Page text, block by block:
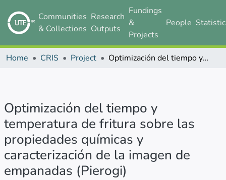
Communities
& Collections
Research
Outputs
Fundings
&
Projects
People
Home CRIS Project Optimización del tiempo y temperatura de fritura sobre las propiedades químicas y caracterización de la imagen de empanadas (Pierogi)
Optimización del tiempo y
temperatura de fritura sobre las
propiedades químicas y
caracterización de la imagen de
empanadas (Pierogi)